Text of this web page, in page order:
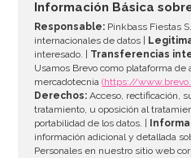
Información Básica
Responsable: Pinkbass Fiestas
internacionales de datos |
interesado. | Transferencias
Usamos Brevo como plataforma
mercadotecnia(https://
Derechos: Acceso, rectificación,
tratamiento, u oposición al
portabilidad de los datos. |
información adicional y detallada
Personales en nuestro sitio web